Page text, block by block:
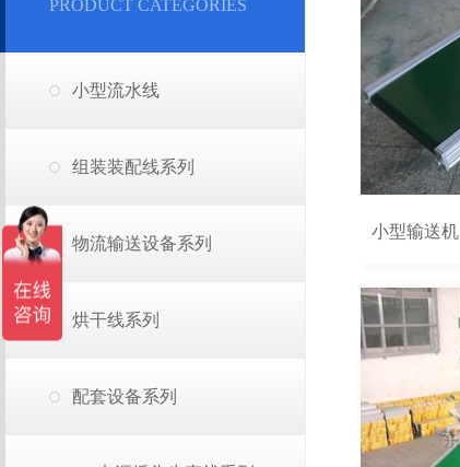
PRODUCT CATEGORIES
小型流水线
组装装配线系列
物流输送设备系列
烘干线系列
配套设备系列
小型输送机